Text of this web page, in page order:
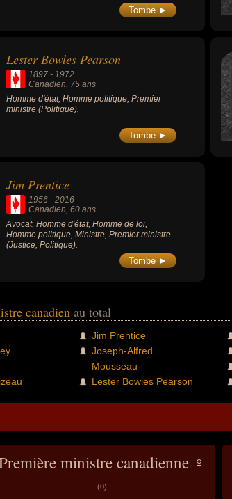
Tombe ►
Lester Bowles Pearson
1897 - 1972
Canadien , 75 ans
Homme d'état, Homme politique, Premier
ministre (Politique).
Tombe ►
Jim Prentice
1956 - 2016
Canadien, 60 ans
Avocat, Homme d'état, Homme de loi,
Homme politique, Ministre, Premier ministre
(Justice, Politique).
Tombe ►
canadien au total
Jim Prentice
Joseph-Alfred
Mousseau
Lester Bowles Pearson
ministre canadienne ♀
(0)